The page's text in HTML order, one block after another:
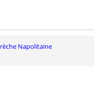
Crèche Napolitaine